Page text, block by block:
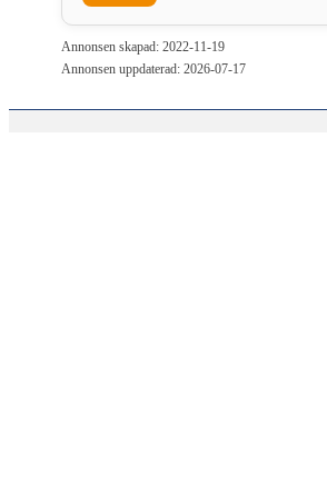
Annonsen skapad: 2022-11-19
Annonsen uppdaterad: 2026-07-17